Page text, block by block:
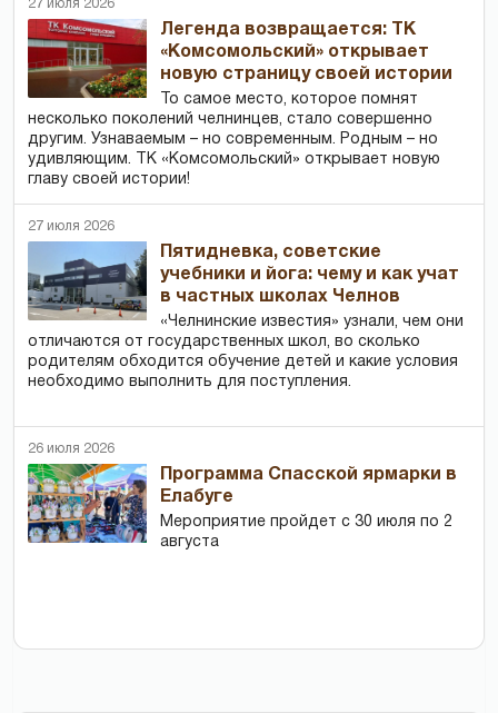
27 июля 2026
Легенда возвращается: ТК
«Комсомольский» открывает
новую страницу своей истории
То самое место, которое помнят
несколько поколений челнинцев, стало совершенно
другим. Узнаваемым – но современным. Родным – но
удивляющим. ТК «Комсомольский» открывает новую
главу своей истории!
27 июля 2026
Пятидневка, советские
учебники и йога: чему и как учат
в частных школах Челнов
«Челнинские известия» узнали, чем они
отличаются от государственных школ, во сколько
родителям обходится обучение детей и какие условия
необходимо выполнить для поступления.
26 июля 2026
Программа Спасской ярмарки в
Елабуге
Мероприятие пройдет с 30 июля по 2
августа